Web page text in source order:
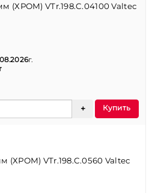
(ХРОМ) VTr.198.C.04100 Valtec
г.
Купить
(ХРОМ) VTr.198.C.0560 Valtec